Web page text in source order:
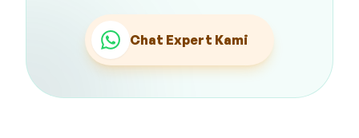
Chat Expert Kami